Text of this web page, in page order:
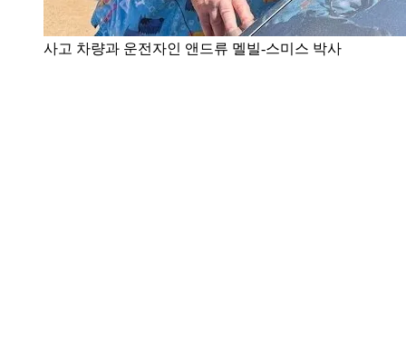
사고 차량과 운전자인 앤드류 멜빌-스미스 박사